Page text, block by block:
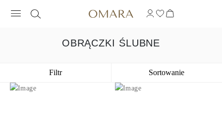
OBRĄCZKI ŚLUBNE
Filtr Sortowanie